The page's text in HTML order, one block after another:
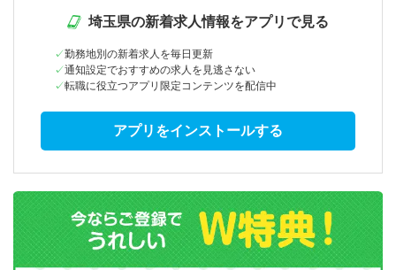
埼玉県の新着求人情報をアプリで見る
勤務地別の新着求人を毎日更新
通知設定でおすすめの求人を見逃さない
転職に役立つアプリ限定コンテンツを配信中
アプリをインストールする